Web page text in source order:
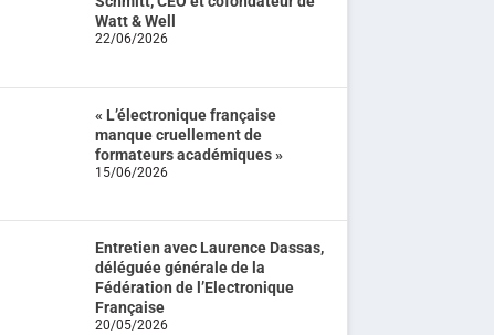
Watt & Well
22/06/2026
« L’électronique française
manque cruellement de
formateurs académiques »
15/06/2026
Entretien avec Laurence Dassas,
déléguée générale de la
Fédération de l’Electronique
Française
20/05/2026